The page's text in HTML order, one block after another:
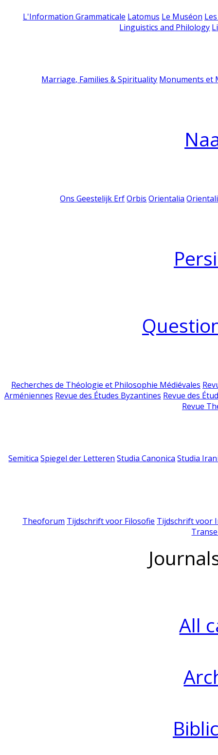
L'Information Grammaticale Latomus Le Muséon
Linguistics and Philology
Marriage, Families & Spirituality Monuments et
Ons Geestelijk Erf Orbis Orientalia
Recherches de Théologie et Philosophie Médiévales
Arméniennes Revue des Études Byzantines Revue des
Revue
Semitica Spiegel der Letteren Studia Canonica Studia
Theoforum Tijdschrift voor Filosofie Tijdschrift voor
All